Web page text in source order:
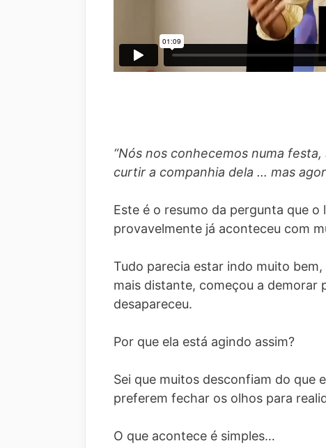
“Nós nos conhecemos numa
curtir a companhia dela … mas
Este é o resumo da pergunta que o
provavelmente já aconteceu com
Tudo parecia estar indo muito
mais distante, começou a demorar
desapareceu.
Por que ela está agindo assim?
Sei que muitos desconfiam do que
preferem fechar os olhos para
O que acontece é simples…